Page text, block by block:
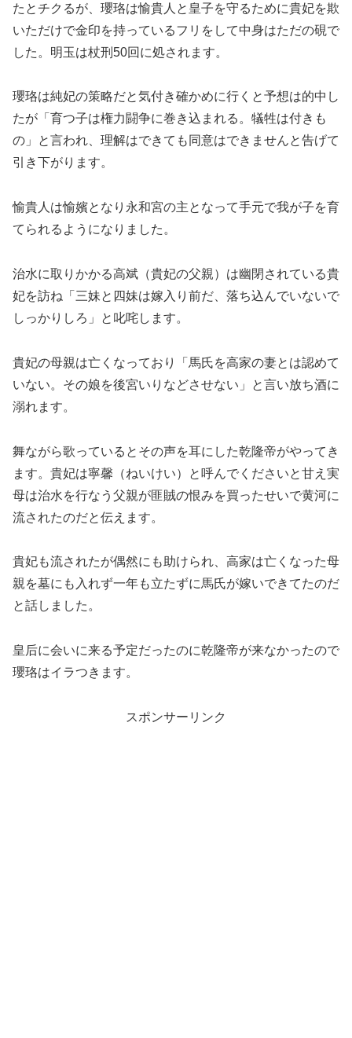
たとチクるが、瓔珞は愉貴人と皇子を守るために貴妃を欺
いただけで金印を持っているフリをして中身はただの硯で
した。明玉は杖刑50回に処されます。
瓔珞は純妃の策略だと気付き確かめに行くと予想は的中し
たが「育つ子は権力闘争に巻き込まれる。犠牲は付きも
の」と言われ、理解はできても同意はできませんと告げて
引き下がります。
愉貴人は愉嬪となり永和宮の主となって手元で我が子を育
てられるようになりました。
治水に取りかかる高斌（貴妃の父親）は幽閉されている貴
妃を訪ね「三妹と四妹は嫁入り前だ、落ち込んでいないで
しっかりしろ」と叱咤します。
貴妃の母親は亡くなっており「馬氏を高家の妻とは認めて
いない。その娘を後宮いりなどさせない」と言い放ち酒に
溺れます。
舞ながら歌っているとその声を耳にした乾隆帝がやってき
ます。貴妃は寧馨（ねいけい）と呼んでくださいと甘え実
母は治水を行なう父親が匪賊の恨みを買ったせいで黄河に
流されたのだと伝えます。
貴妃も流されたが偶然にも助けられ、高家は亡くなった母
親を墓にも入れず一年も立たずに馬氏が嫁いできてたのだ
と話しました。
皇后に会いに来る予定だったのに乾隆帝が来なかったので
瓔珞はイラつきます。
スポンサーリンク